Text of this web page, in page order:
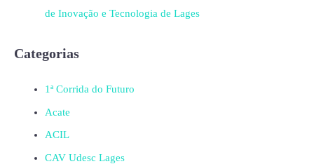
de Inovação e Tecnologia de Lages
Categorias
1ª Corrida do Futuro
Acate
ACIL
CAV Udesc Lages